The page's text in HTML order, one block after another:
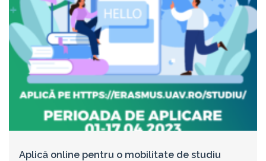
Aplică online pentru o mobilitate de studiu